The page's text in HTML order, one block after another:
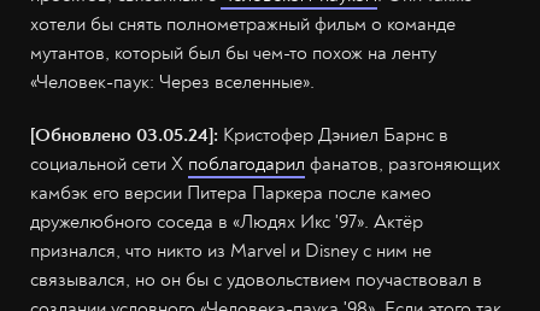
хотели бы снять полнометражный фильм о команде
мутантов, который был бы чем-то похож на ленту
«Человек-паук: Через вселенные».
[Обновлено 03.05.24]: Кристофер Дэниел Барнс в
социальной сети X поблагодарил фанатов, разгоняющих
камбэк его версии Питера Паркера после камео
дружелюбного соседа в «Людях Икс '97». Актёр
признался, что никто из Marvel и Disney с ним не
связывался, но он бы с удовольствием поучаствовал в